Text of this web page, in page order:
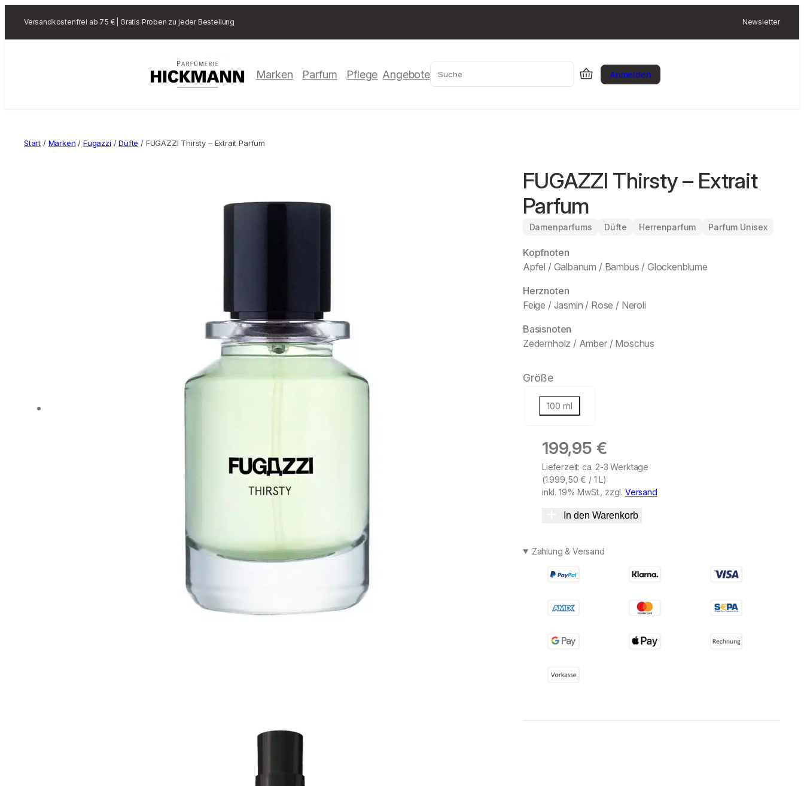
Versandkostenfrei ab 75 € | Gratis Proben zu jeder Bestellung Newsletter
Marken Parfum Pflege Angebote Suchen Anmelden
Start / Marken / Fugazzi /Düfte / FUGAZZI Thirsty – Extrait Parfum
FUGAZZI Thirsty – Extrait
Parfum
Damenparfums Düfte Herrenparfum Parfum Unisex
Kopfnoten
Apfel / Galbanum / Bambus / Glockenblume
Herznoten
Feige / Jasmin / Rose / Neroli
Basisnoten
Zedernholz / Amber / Moschus
Größe
100 ml
199,95 €
Lieferzeit: ca. 2-3 Werktage
(1.999,50€ / 1 L)
inkl. 19% MwSt., zzgl. Versand
In den Warenkorb
Zahlung & Versand